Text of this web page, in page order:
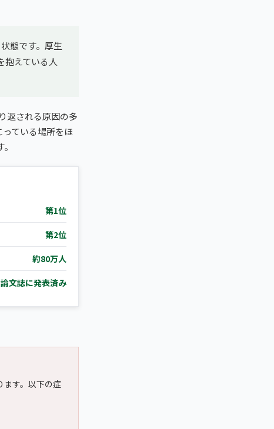
態です。厚生
抱えている人
返される原因の多
っている場所をほ
第1位
第2位
約80万人
文誌に発表済み
ます。以下の症